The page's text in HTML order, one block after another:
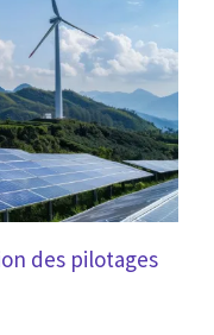
des pilotages